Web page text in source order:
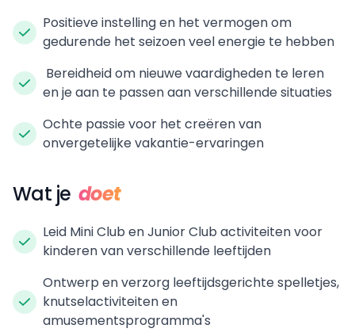
Positieve instelling en het vermogen om
gedurende het seizoen veel energie te hebben
Bereidheid om nieuwe vaardigheden te leren
en je aan te passen aan verschillende situaties
Ochte passie voor het creëren van
onvergetelijke vakantie-ervaringen
Wat je doet
Leid Mini Club en Junior Club activiteiten voor
kinderen van verschillende leeftijden
Ontwerp en verzorg leeftijdsgerichte spelletjes,
knutselactiviteiten en
amusementsprogramma's